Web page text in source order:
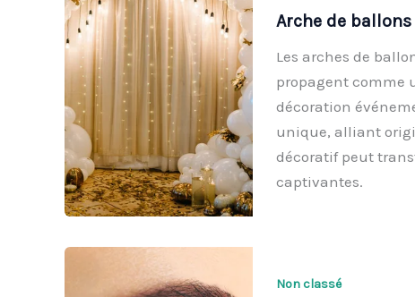
Arche de
Les arches de
propagent comme
décoration
unique, alliant
décoratif peut
captivantes.
Non classé